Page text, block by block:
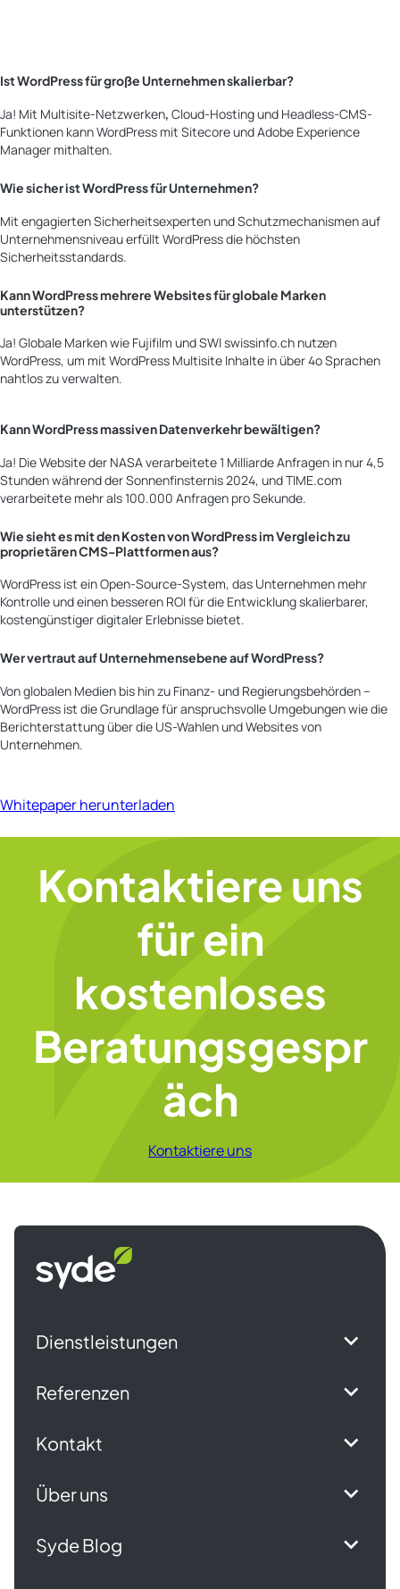
Ist WordPress für große Unternehmen skalierbar?
Ja! Mit Multisite-Netzwerken, Cloud-Hosting und Headless-CMS-
Funktionen kann WordPress mit Sitecore und Adobe Experience
Manager mithalten.
Wie sicher ist WordPress für Unternehmen?
Mit engagierten Sicherheitsexperten und Schutzmechanismen auf
Unternehmensniveau erfüllt WordPress die höchsten
Sicherheitsstandards.
Kann WordPress mehrere Websites für globale Marken
unterstützen?
Ja! Globale Marken wie Fujifilm und SWI swissinfo.ch nutzen
WordPress, um mit WordPress Multisite Inhalte in über 4o Sprachen
nahtlos zu verwalten.
Kann WordPress massiven Datenverkehr bewältigen?
Ja! Die Website der NASA verarbeitete 1 Milliarde Anfragen in nur 4,5
Stunden während der Sonnenfinsternis 2024, und TIME.com
verarbeitete mehr als 100.000 Anfragen pro Sekunde.
Wie sieht es mit den Kosten von WordPress im Vergleich zu
proprietären CMS-Plattformen aus?
WordPress ist ein Open-Source-System, das Unternehmen mehr
Kontrolle und einen besseren ROI für die Entwicklung skalierbarer,
kostengünstiger digitaler Erlebnisse bietet.
Wer vertraut auf Unternehmensebene auf WordPress?
Von globalen Medien bis hin zu Finanz- und Regierungsbehörden –
WordPress ist die Grundlage für anspruchsvolle Umgebungen wie die
Berichterstattung über die US-Wahlen und Websites von
Unternehmen.
Whitepaper herunterladen
Kontaktiere uns
für ein
kostenloses
Beratungsgespr
äch
Kontaktiere uns
Syde
Startseite
Dienstleistungen
Referenzen
Kontakt
Über uns
Syde Blog